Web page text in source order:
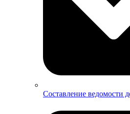
Составление ведомости